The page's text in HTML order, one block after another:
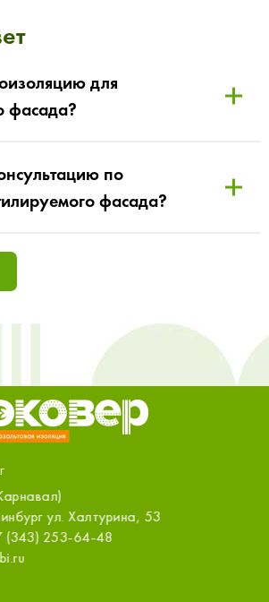
для
фасада?
по
фасада?
ул. Халтурина, 53
253-64-48